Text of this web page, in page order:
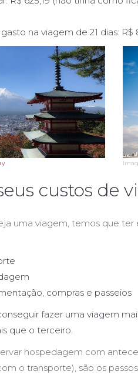
na viagem de 21 dias: R$
custos de
uma viagem, temos que
compras e passeios
fazer uma viagem
que o terceiro.
hospedagem com
o transporte), são os